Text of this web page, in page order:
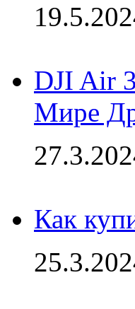
DJI Air
Мире
Как